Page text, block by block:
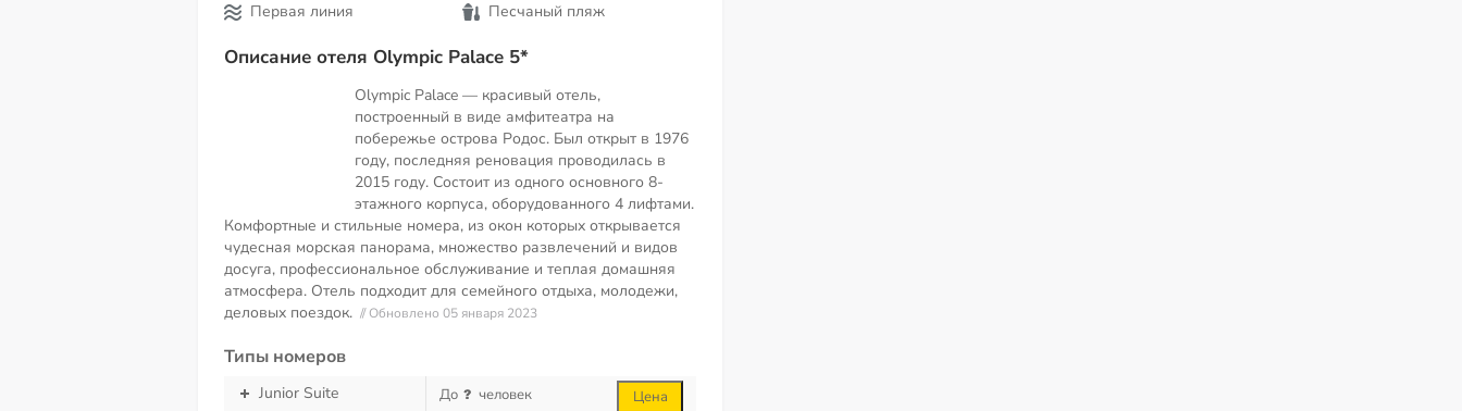
Первая линия Песчаный пляж
Описание отеля Olympic Palace 5*
Olympic Palace — красивый отель,
построенный в виде амфитеатра на
побережье острова Родос. Был открыт в 1976
году, последняя реновация проводилась в
2015 году. Состоит из одного основного 8-
этажного корпуса, оборудованного 4 лифтами.
Комфортные и стильные номера, из окон которых открывается
чудесная морская панорама, множество развлечений и видов
досуга, профессиональное обслуживание и теплая домашняя
атмосфера. Отель подходит для семейного отдыха, молодежи,
деловых поездок. // Обновлено 05 января 2023
Типы номеров
Junior Suite До человек Цена